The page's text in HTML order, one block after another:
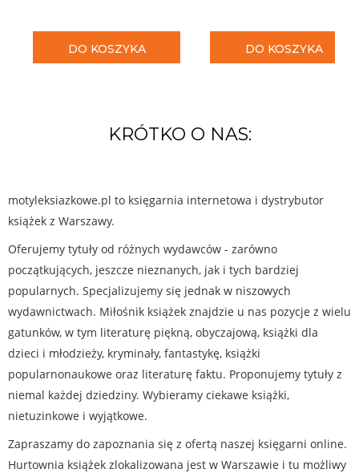
DO KOSZYKA DO KOSZYKA
KRÓTKO O NAS:
motyleksiazkowe.pl to księgarnia internetowa i dystrybutor
książek z Warszawy.
Oferujemy tytuły od różnych wydawców - zarówno
początkujących, jeszcze nieznanych, jak i tych bardziej
popularnych. Specjalizujemy się jednak w niszowych
wydawnictwach. Miłośnik książek znajdzie u nas pozycje z wielu
gatunków, w tym literaturę piękną, obyczajową, książki dla
dzieci i młodzieży, kryminały, fantastykę, książki
popularnonaukowe oraz literaturę faktu. Proponujemy tytuły z
niemal każdej dziedziny. Wybieramy ciekawe książki,
nietuzinkowe i wyjątkowe.
Zapraszamy do zapoznania się z ofertą naszej księgarni online.
Hurtownia książek zlokalizowana jest w Warszawie i tu możliwy